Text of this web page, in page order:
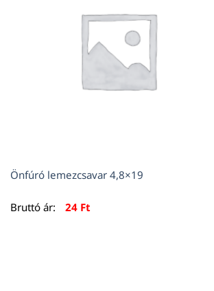
Önfúró lemezcsavar 4,8×19
Bruttó ár: 24 Ft